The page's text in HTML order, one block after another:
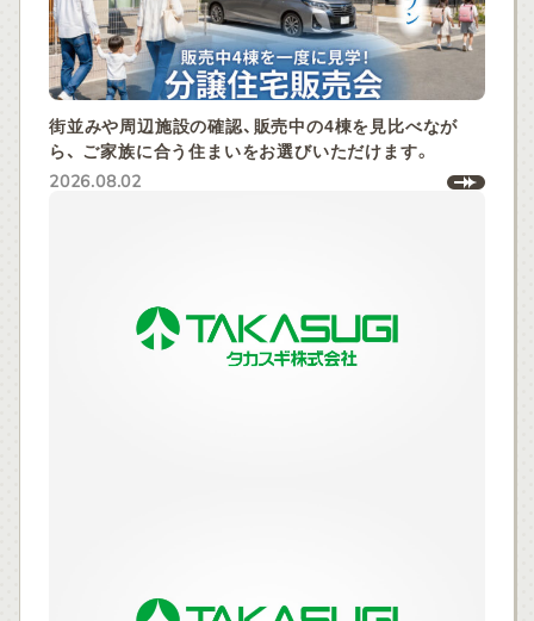
街並みや周辺施設の確認、販売中の4棟を見比べなが
ら、 ご家族に合う住まいをお選びいただけます。
2026.08.02